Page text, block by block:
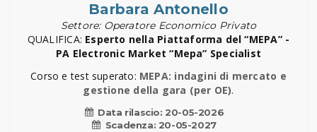
Barbara Antonello
Settore: Operatore Economico Privato
QUALIFICA: Esperto nella Piattaforma del “MEPA” -
PA Electronic Market “Mepa” Specialist
Corso e test superato: MEPA: indagini di mercato e
gestione della gara (per OE).
Data rilascio: 20-05-2026
Scadenza: 20-05-2027